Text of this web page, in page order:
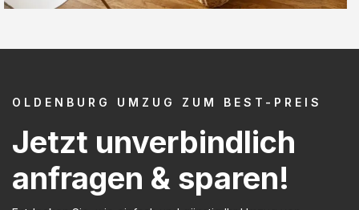
OLDENBURG UMZUG ZUM BEST-PREIS
Jetzt unverbindlich
anfragen & sparen!